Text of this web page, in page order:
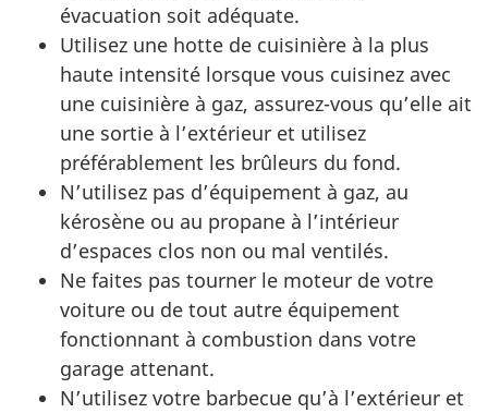
évacuation soit adéquate.
Utilisez une hotte de cuisinière à la plus
haute intensité lorsque vous cuisinez avec
une cuisinière à gaz, assurez-vous qu’elle ait
une sortie à l’extérieur et utilisez
préférablement les brûleurs du fond.
N’utilisez pas d’équipement à gaz, au
kérosène ou au propane à l’intérieur
d’espaces clos non ou mal ventilés.
Ne faites pas tourner le moteur de votre
voiture ou de tout autre équipement
fonctionnant à combustion dans votre
garage attenant.
N’utilisez votre barbecue qu’à l’extérieur et